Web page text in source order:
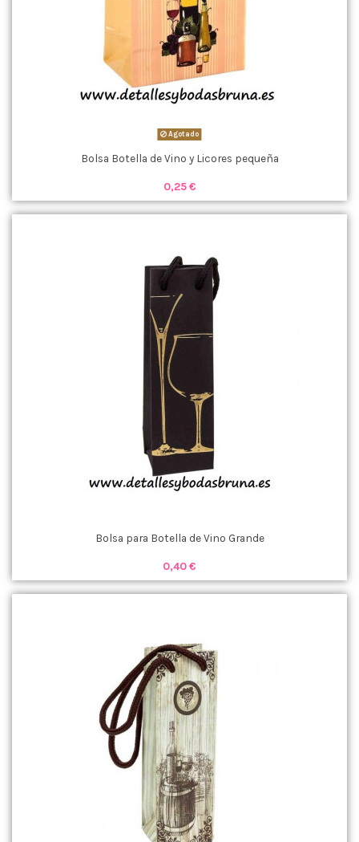
Agotado
Bolsa Botella de Vino y Licores pequeña
0,25 €
Bolsa para Botella de Vino Grande
0,40 €